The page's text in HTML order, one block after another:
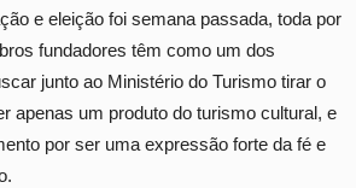
e eleição foi semana passada, toda por
fundadores têm como um dos
junto ao Ministério do Turismo tirar o
apenas um produto do turismo cultural, e
por ser uma expressão forte da fé e